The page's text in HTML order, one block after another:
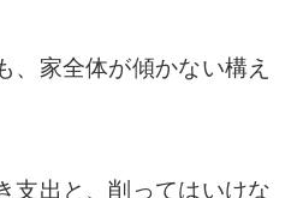
、家全体が傾かない構え
支出と、削ってはいけな